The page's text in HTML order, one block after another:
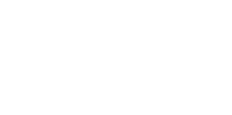
Deodorant